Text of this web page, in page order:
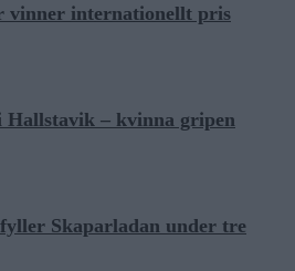
vinner internationellt pris
Hallstavik – kvinna gripen
Skaparladan under tre